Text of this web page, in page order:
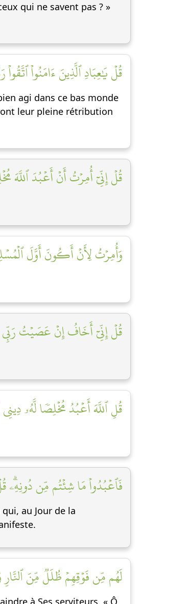
qui ne savent pas ? »
قُلۡ يَٰعِبَادِ ٱلَّذِينَ ءَامَنُواْ
agi dans ce bas monde
leur pleine rétribution
قُلۡ إِنِّيٓ أُمِرۡتُ أَنۡ أَعۡبُدَ ٱللَّهَ
وَأُمِرۡتُ لِأَنۡ أَكُونَ أَوَّلَ
قُلۡ إِنِّيٓ أَخَافُ إِنۡ عَصَيۡتُ رَبِّي
قُلِ ٱللَّهَ أَعۡبُدُ مُخۡلِصٗا لَّهُۥ دِينِي
فَٱعۡبُدُواْ مَا شِئۡتُم مِّن دُونِهِۦۗ
au Jour de la
لَهُم مِّن فَوۡقِهِمۡ ظُلَلٞ مِّنَ ٱلنَّارِ
à Ses serviteurs. « Ô